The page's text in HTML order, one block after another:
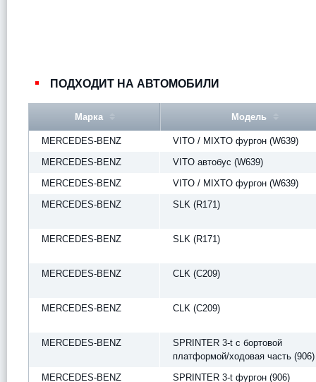
ПОДХОДИТ НА АВТОМОБИЛИ
Марка Модель
MERCEDES-BENZ
VITO / MIXTO фургон (W639)
MERCEDES-BENZ
VITO автобус (W639)
MERCEDES-BENZ
VITO / MIXTO фургон (W639)
MERCEDES-BENZ
SLK (R171)
MERCEDES-BENZ SLK (R171)
MERCEDES-BENZ CLK (C209)
MERCEDES-BENZ CLK (C209)
MERCEDES-BENZ
SPRINTER 3-t c бортовой
платформой/ходовая часть (906)
MERCEDES-BENZ
SPRINTER 3-t фургон (906)